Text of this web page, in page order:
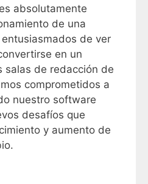
absolutamente
de una
de ver
en un
salas de redacción de
comprometidos a
nuestro software
desafíos que
y aumento de